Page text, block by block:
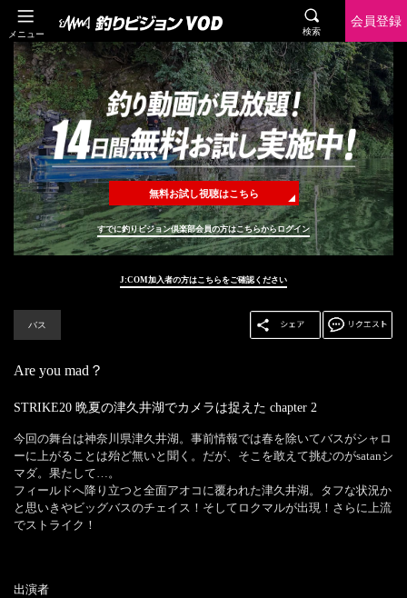
メニュー 検索
会員登録
無料お試し視聴はこちら
すでに釣りビジョン倶楽部会員の方はこちらからログイン
J:COM加入者の方はこちらをご確認ください
バス
Are you mad？
STRIKE20 晩夏の津久井湖でカメラは捉えた chapter 2
今回の舞台は神奈川県津久井湖。事前情報では春を除いてバスがシャロ
ーに上がることは殆ど無いと聞く。だが、そこを敢えて挑むのがsatanシ
マダ。果たして…。
フィールドへ降り立つと全面アオコに覆われた津久井湖。タフな状況か
と思いきやビッグバスのチェイス！そしてロクマルが出現！さらに上流
でストライク！
出演者